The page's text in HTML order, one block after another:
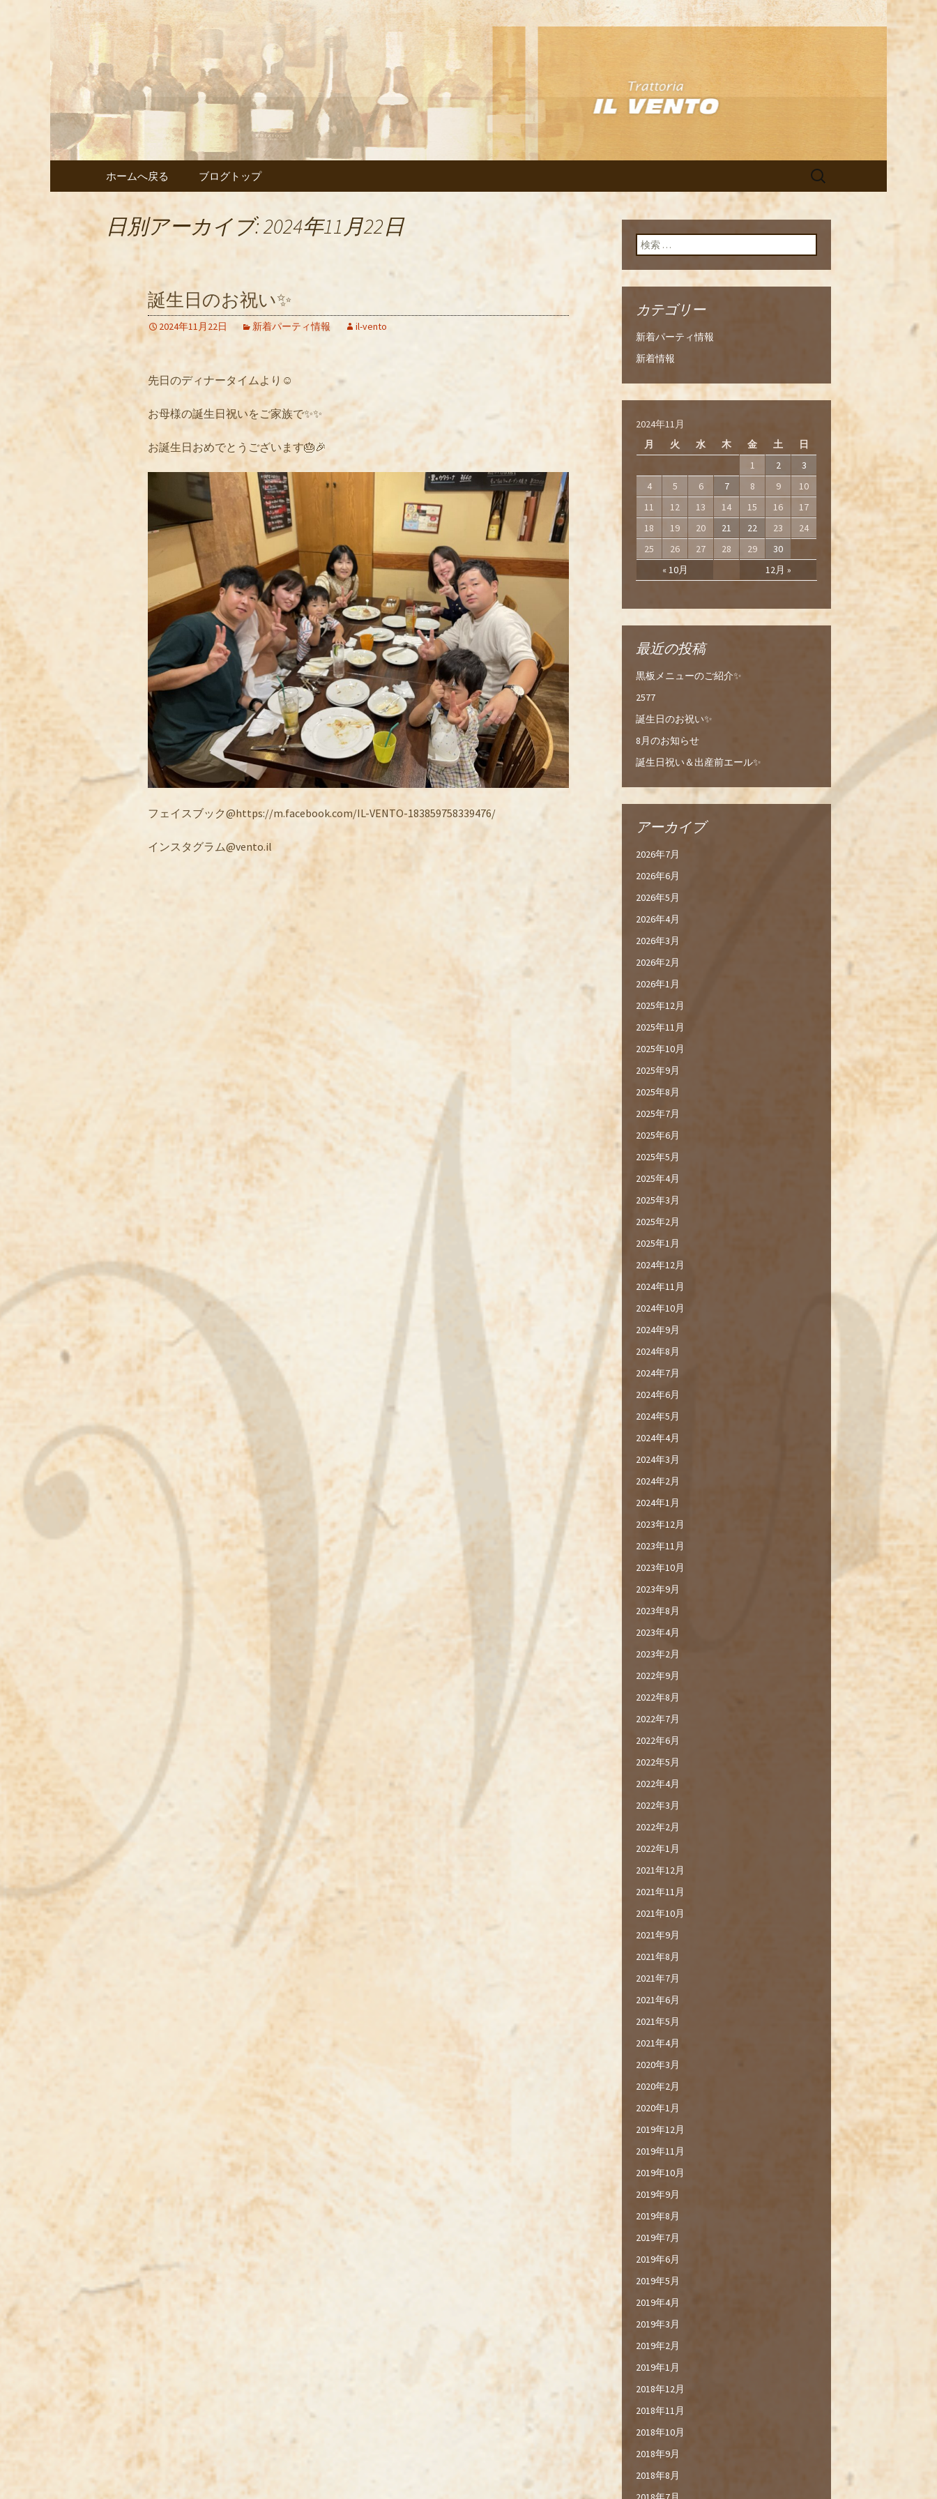
武蔵小杉の美味しいイタリアン「イルヴ
ェント」のブログ
武蔵小杉の美味しいイタリアン「イルヴェント」のブログ
コンテンツへ移動
ホームへ戻る ブログトップ
検
日別アーカイブ: 2024年11月22日
誕生日のお祝い✨
2024年11月22日 新着パーティ情報 il-vento
先日のディナータイムより☺️
お母様の誕生日祝いをご家族で✨✨
お誕生日おめでとうございます🎂🎉
フェイスブック@https://m.facebook.com/IL-VENTO-183859758339476/
インスタグラム@vento.il
検索:
カテゴリー
新着パーティ情報
新着情報
2024年11月
月
火 水 木 金 土 日
« 10月 12月 »
1 2
3
4
5 6 7 8 9
10
11
12 13 14 15 16
17
18
19 20 21 22 23
24
25
26 27 28 29 30
最近の投稿
黒板メニューのご紹介✨
2577
誕生日のお祝い✨
8月のお知らせ
誕生日祝い＆出産前エール✨
アーカイブ
2026年7月
2026年6月
2026年5月
2026年4月
2026年3月
2026年2月
2026年1月
2025年12月
2025年11月
2025年10月
2025年9月
2025年8月
2025年7月
2025年6月
2025年5月
2025年4月
2025年3月
2025年2月
2025年1月
2024年12月
2024年11月
2024年10月
2024年9月
2024年8月
2024年7月
2024年6月
2024年5月
2024年4月
2024年3月
2024年2月
2024年1月
2023年12月
2023年11月
2023年10月
2023年9月
2023年8月
2023年4月
2023年2月
2022年9月
2022年8月
2022年7月
2022年6月
2022年5月
2022年4月
2022年3月
2022年2月
2022年1月
2021年12月
2021年11月
2021年10月
2021年9月
2021年8月
2021年7月
2021年6月
2021年5月
2021年4月
2020年3月
2020年2月
2020年1月
2019年12月
2019年11月
2019年10月
2019年9月
2019年8月
2019年7月
2019年6月
2019年5月
2019年4月
2019年3月
2019年2月
2019年1月
2018年12月
2018年11月
2018年10月
2018年9月
2018年8月